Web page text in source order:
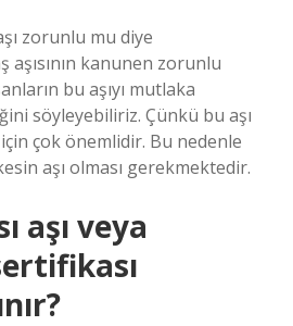
zorunlu mu diye
aşısının kanunen zorunlu
bu aşıyı mutlaka
söyleyebiliriz. Çünkü bu aşı
çok önemlidir. Bu nedenle
aşı olması gerekmektedir.
aşı veya